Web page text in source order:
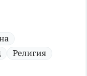
Религия